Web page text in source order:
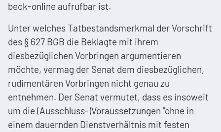
beck-online aufrufbar ist.
Unter welches Tatbestandsmerkmal der Vorschrift
des § 627 BGB die Beklagte mit ihrem
diesbezüglichen Vorbringen argumentieren
möchte, vermag der Senat dem diesbezüglichen,
rudimentären Vorbringen nicht genau zu
entnehmen. Der Senat vermutet, dass es insoweit
um die (Ausschluss-)Voraussetzungen "ohne in
einem dauernden Dienstverhältnis mit festen